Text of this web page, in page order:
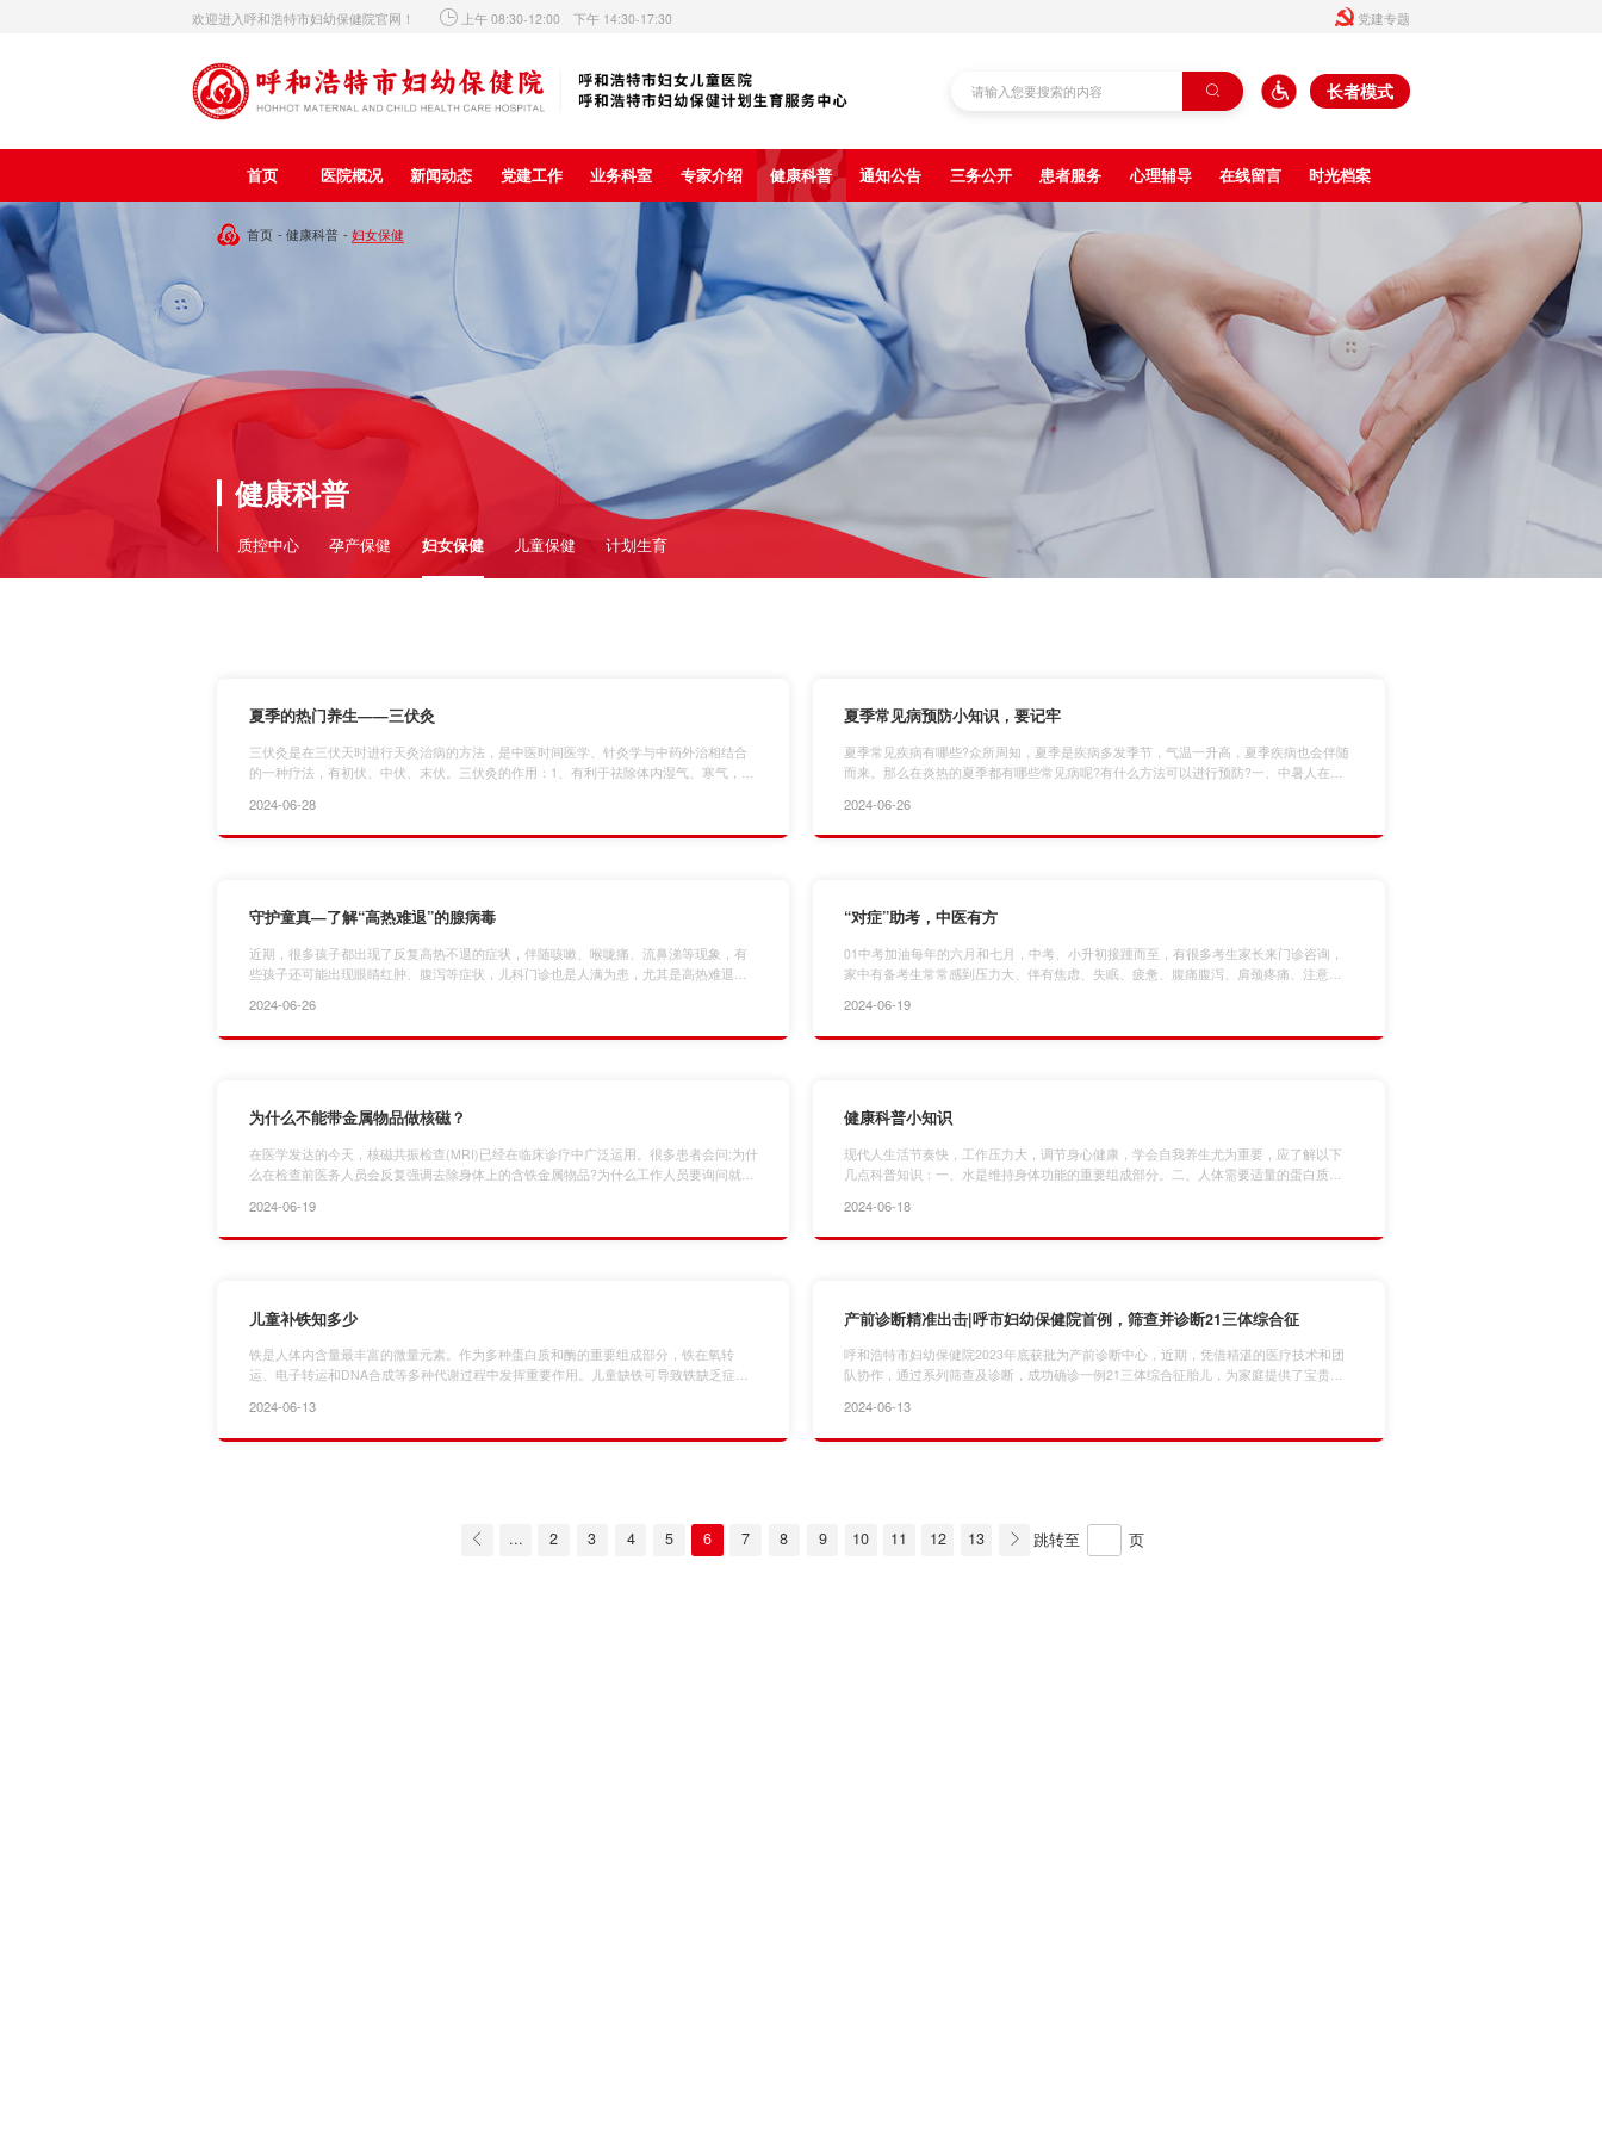
欢迎进入呼和浩特市妇幼保健院官网！  上午 08:30-12:00 下午 14:30-17:30 党建专题
 长者模式
首页 医院概况 新闻动态 党建工作 业务科室 专家介绍 健康科普 通知公告 三务公开 患者服务 心理辅导 在线留言 时光档案
首页 - 健康科普 - 妇女保健
健康科普
质控中心 孕产保健 妇女保健 儿童保健 计划生育
夏季的热门养生——三伏灸
三伏灸是在三伏天时进行天灸治病的方法，是中医时间医学、针灸学与中药外治相结合
的一种疗法，有初伏、中伏、末伏。三伏灸的作用：1、有利于祛除体内湿气、寒气，还
症疾病。2、有利于促进机体元气充足，使人舒畅，精神旺盛，免疫力增强等。3、有利
于防病保健，发挥经络穴位的作用，起到温肾壮阳，防病祛病的作用。最佳温阳时机、
2024-06-28
夏季常见病预防小知识，要记牢
夏季常见疾病有哪些?众所周知，夏季是疾病多发季节，气温一升高，夏季疾病也会伴随
而来。那么在炎热的夏季都有哪些常见病呢?有什么方法可以进行预防?一、中暑人在夏
分出现代谢紊乱。防治措施：1、轻度中暑最好多喝含盐的清凉饮料。如果出现头晕、恶
心、呕吐等症状，就需要及时就医了。2、为了避免中暑，除了做好防晒工作外，还要保
2024-06-26
守护童真—了解“高热难退”的腺病毒
近期，很多孩子都出现了反复高热不退的症状，伴随咳嗽、喉咙痛、流鼻涕等现象，有
些孩子还可能出现眼睛红肿、腹泻等症状，儿科门诊也是人满为患，尤其是高热难退引
达39℃以上，腺病毒还有如下一些症状：呼吸道类症状：如急性发热、咽喉肿痛、咳
痰、咳嗽、胸痛、胸闷、头痛、乏力等。生殖系统类症状：如尿道炎、膀胱炎等，可能
2024-06-26
“对症”助考，中医有方
01中考加油每年的六月和七月，中考、小升初接踵而至，有很多考生家长来门诊咨询，
家中有备考生常常感到压力大、伴有焦虑、失眠、疲惫、腹痛腹泻、肩颈疼痛、注意力
过中医辨证论治、中药口服汤剂、心理疏导、推拿放松等方式，调节身体状态，帮助广
大考生缓解考前压力和不适，顺利应试。下面用中医的角度分析考前常见不适，以及中
2024-06-19
为什么不能带金属物品做核磁？
在医学发达的今天，核磁共振检查(MRI)已经在临床诊疗中广泛运用。很多患者会问:为什
么在检查前医务人员会反复强调去除身体上的含铁金属物品?为什么工作人员要询问就诊
先，我们要了解一下核磁共振成像是在强大的磁场作用下，人体组织细胞内氢原子核发
生共振，通过记录共振轨迹，然后计算机的重建，形成核磁影像。核磁室存在强大的磁
2024-06-19
健康科普小知识
现代人生活节奏快，工作压力大，调节身心健康，学会自我养生尤为重要，应了解以下
几点科普知识：一、水是维持身体功能的重要组成部分。二、人体需要适量的蛋白质支
中起关键作用。五、纤维有助于消化，预防便秘，有助于体重管理。六、维生素是身体
正常运作所需的有机化合物。七、矿物质是构建骨骼和维持神经系统功能的关键。八、
2024-06-18
儿童补铁知多少
铁是人体内含量最丰富的微量元素。作为多种蛋白质和酶的重要组成部分，铁在氧转
运、电子转运和DNA合成等多种代谢过程中发挥重要作用。儿童缺铁可导致铁缺乏症
利于大脑认知功能发展，使运动能力降低、免疫功能下降及影响其他营养元素代谢等。
大多数婴儿ID无明显临床症状，多通过6-12月龄的…
2024-06-13
产前诊断精准出击|呼市妇幼保健院首例，筛查并诊断21三体综合征
呼和浩特市妇幼保健院2023年底获批为产前诊断中心，近期，凭借精湛的医疗技术和团
队协作，通过系列筛查及诊断，成功确诊一例21三体综合征胎儿，为家庭提供了宝贵的
特市妇幼保健院产科于2024年4月接诊一名孕妇，既往体健，33岁，孕2产1，前期超声
检查结果正常。孕12周血清学产前筛查结果提示高风险（1/105）；后经遗传咨询后选…
2024-06-13
 ... 2 3 4 5 6 7 8 9 10 11 12 13  跳转至 页